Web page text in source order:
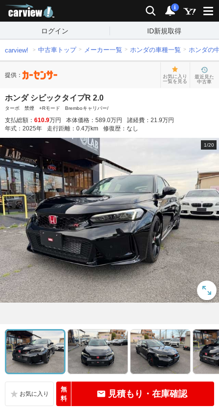
検索 通知
i
ログイン ID新規取得
carview! 中古車トップ メーカー一覧 ホンダの車種一覧 ホンダの
提供：
お気に入り
一覧を見る
最近見た
中古車
ホンダ シビックタイプR 2.0
ターボ 禁煙 +Rモード Bremboキャリパー/
支払総額： 610.9万円 本体価格： 589.0万円 諸経費： 21.9万円
年式： 2025年 走行距離： 0.4万km 修復歴： なし
1/20
無
料
見積もり・在庫確認